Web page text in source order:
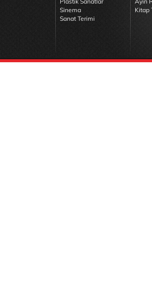
Sinema
Sanat Terimi
Kitap